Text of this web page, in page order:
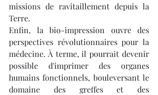
missions de ravitaillement depuis la
Terre.
Enfin, la bio-impression ouvre des
perspectives révolutionnaires pour la
médecine. À terme, il pourrait devenir
possible d'imprimer des organes
humains fonctionnels, bouleversant le
domaine des greffes et des